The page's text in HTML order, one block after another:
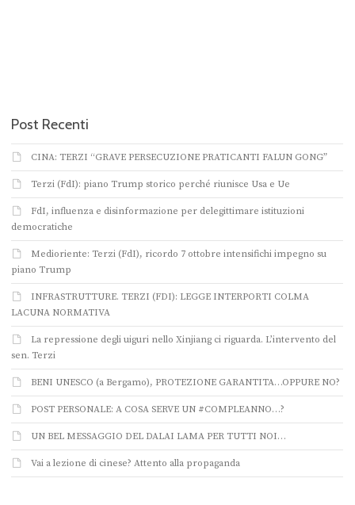
Post Recenti
CINA: TERZI “GRAVE PERSECUZIONE PRATICANTI FALUN GONG”
Terzi (FdI): piano Trump storico perché riunisce Usa e Ue
FdI, influenza e disinformazione per delegittimare istituzioni
democratiche
Medioriente: Terzi (FdI), ricordo 7 ottobre intensifichi impegno su
piano Trump
INFRASTRUTTURE. TERZI (FDI): LEGGE INTERPORTI COLMA
LACUNA NORMATIVA
La repressione degli uiguri nello Xinjiang ci riguarda. L’intervento del
sen. Terzi
BENI UNESCO (a Bergamo), PROTEZIONE GARANTITA…OPPURE NO?
POST PERSONALE: A COSA SERVE UN #COMPLEANNO…?
UN BEL MESSAGGIO DEL DALAI LAMA PER TUTTI NOI…
Vai a lezione di cinese? Attento alla propaganda